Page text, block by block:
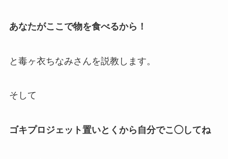
あなたがここで物を食べるから！
と毒ヶ衣ちなみさんを説教 します。
そして
ゴキプロジェット置いとくから自分でこ◯してね